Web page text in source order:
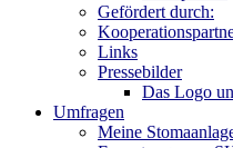
Gefördert durch:
Links
Pressebilder
Das Logo
Umfragen
Meine